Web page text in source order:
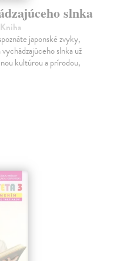
slnka
japonské zvyky,
slnka už
kultúrou a prírodou,